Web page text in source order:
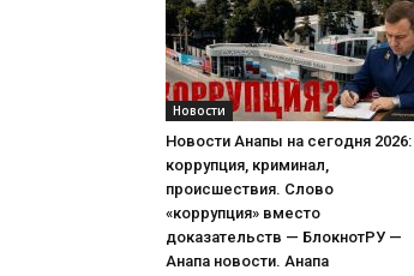
Новости
Новости Анапы на сегодня 2026:
коррупция, криминал,
происшествия. Слово
«коррупция» вместо
доказательств — БлокнотРУ —
Анапа новости. Анапа